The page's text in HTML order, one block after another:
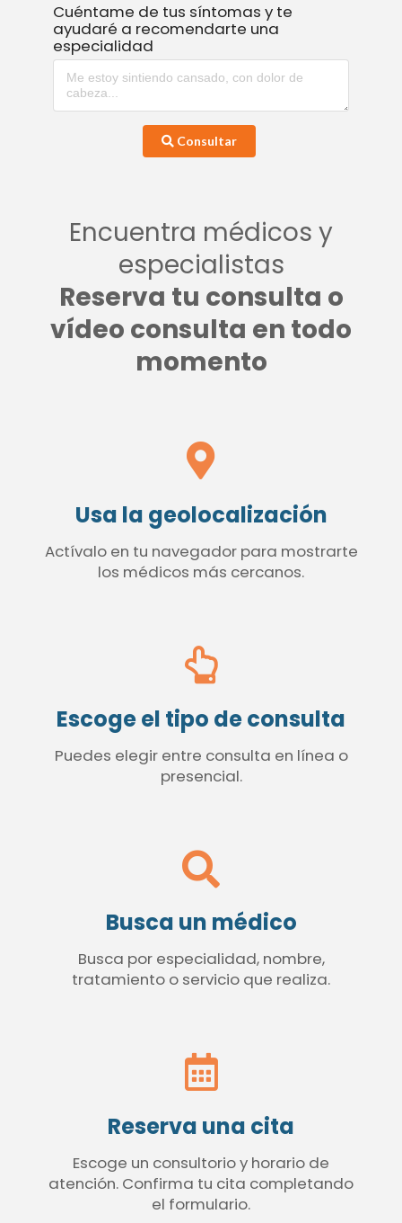
Cuéntame de tus síntomas y te
ayudaré a recomendarte una
especialidad
Consultar
Encuentra médicos y
especialistas
Reserva tu consulta o
vídeo consulta en todo
momento
Usa la geolocalización
Actívalo en tu navegador para mostrarte
los médicos más cercanos.
Escoge el tipo de consulta
Puedes elegir entre consulta en línea o
presencial.
Busca un médico
Busca por especialidad, nombre,
tratamiento o servicio que realiza.
Reserva una cita
Escoge un consultorio y horario de
atención. Confirma tu cita completando
el formulario.